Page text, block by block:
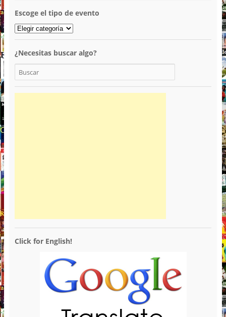
Escoge el tipo de evento
¿Necesitas buscar algo?
Click for English!